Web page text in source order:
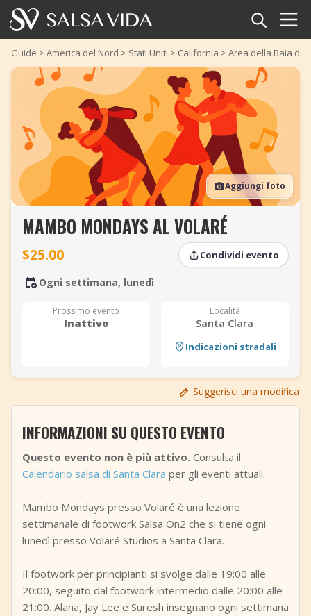
Home
Eventi
Notizie
Articoli
Video
Glossario della salsa
Negozio
TuneTempo
Aggiungi evento
Guide > America del Nord > Stati Uniti > California > Area della Baia di
Aggiungi foto
MAMBO MONDAYS AL VOLARÉ
$25.00 Condividi evento
Ogni settimana, lunedì
Prossimo evento
Inattivo
Località
Santa Clara
Indicazioni stradali
Suggerisci una modifica
INFORMAZIONI SU QUESTO EVENTO
Questo evento non è più attivo. Consulta il
Calendario salsa di Santa Clara per gli eventi attuali.
Mambo Mondays presso Volaré è una lezione
settimanale di footwork Salsa On2 che si tiene ogni
lunedì presso Volaré Studios a Santa Clara.
Il footwork per principianti si svolge dalle 19:00 alle
20:00, seguito dal footwork intermedio dalle 20:00 alle
21:00. Alana, Jay Lee e Suresh insegnano ogni settimana